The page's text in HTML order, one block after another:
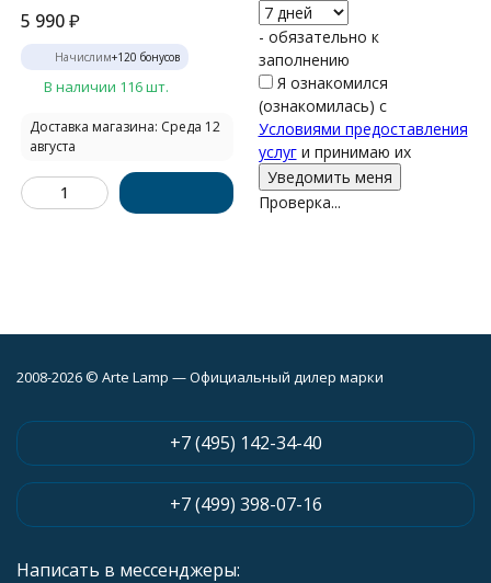
5 990₽
Начислим+120 бонусов
В наличии 116 шт.
Доставка магазина: Среда 12
августа
- обязательно к
заполнению
Я ознакомился
(ознакомилась) с
Условиями предоставления
услуги принимаю их
Проверка...
2008-2026 © Arte Lamp — Официальный дилер марки
+7 (495) 142-34-40
+7 (499) 398-07-16
Написать в мессенджеры: